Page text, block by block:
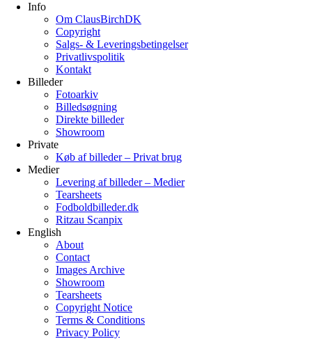
Info
Om ClausBirchDK
Copyright
Salgs- & Leveringsbetingelser
Privatlivspolitik
Kontakt
Billeder
Fotoarkiv
Billedsøgning
Direkte billeder
Showroom
Private
Køb af billeder – Privat brug
Medier
Levering af billeder – Medier
Tearsheets
Fodboldbilleder.dk
Ritzau Scanpix
English
About
Contact
Images Archive
Showroom
Tearsheets
Copyright Notice
Terms & Conditions
Privacy Policy